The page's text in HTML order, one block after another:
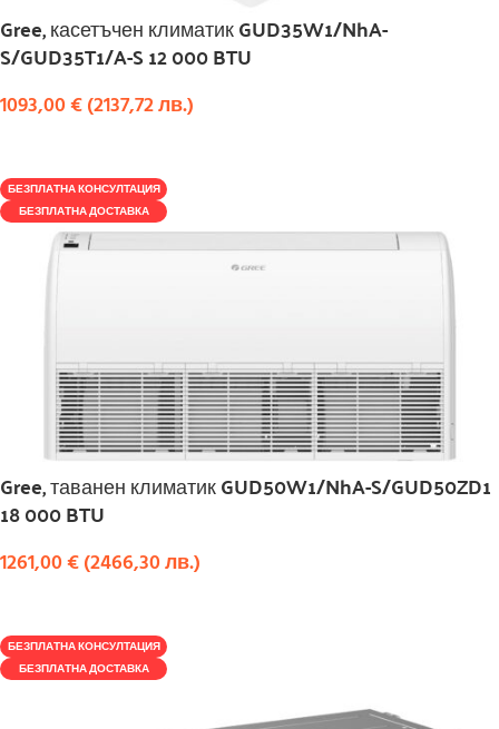
Gree, касетъчен климатик GUD35W1/NhA-
S/GUD35T1/A-S 12 000 BTU
1093,00€(2137,72лв.)
БЕЗПЛАТНА КОНСУЛТАЦИЯ
БЕЗПЛАТНА ДОСТАВКА
Gree, таванен климатик GUD50W1/NhA-S/GUD50ZD1
18 000 BTU
1261,00€(2466,30лв.)
БЕЗПЛАТНА КОНСУЛТАЦИЯ
БЕЗПЛАТНА ДОСТАВКА